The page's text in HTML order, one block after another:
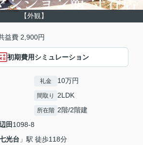
【外観】
益費 2,900円
初期費用シミュレーション
礼金 10万円
間取り 2LDK
所在階 2階/2階建
田 1098-8
光台 」駅 徒歩118分